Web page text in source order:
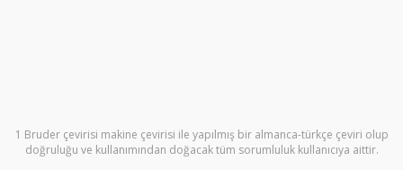
1 Bruder çevirisi makine çevirisi ile yapılmış bir almanca-türkçe çeviri olup
doğruluğu ve kullanımından doğacak tüm sorumluluk kullanıcıya aittir.